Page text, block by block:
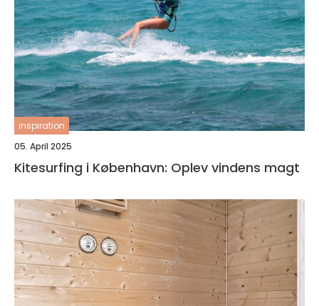
inspiration
05. April 2025
Kitesurfing i København: Oplev vindens magt